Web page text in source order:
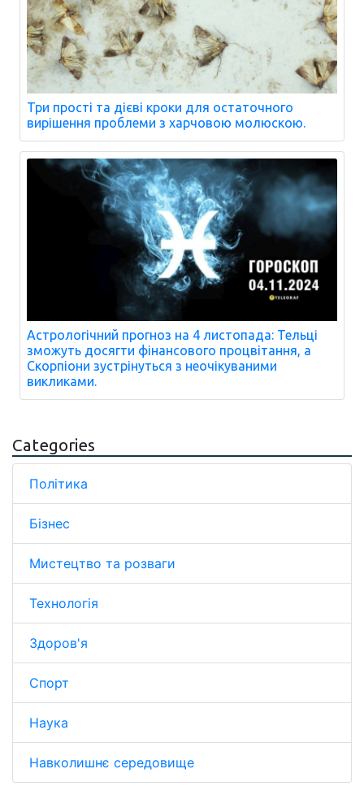
Три прості та дієві кроки для остаточного
вирішення проблеми з харчовою молюскою.
Астрологічний прогноз на 4 листопада: Тельці
зможуть досягти фінансового процвітання, а
Скорпіони зустрінуться з неочікуваними
викликами.
Categories
Політика
Бізнес
Мистецтво та розваги
Технологія
Здоров'я
Спорт
Наука
Навколишнє середовище